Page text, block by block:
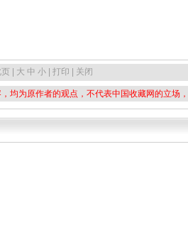
| 大 中 小 | 打印 | 关闭
均为原作者的观点，不代表中国收藏网的立场